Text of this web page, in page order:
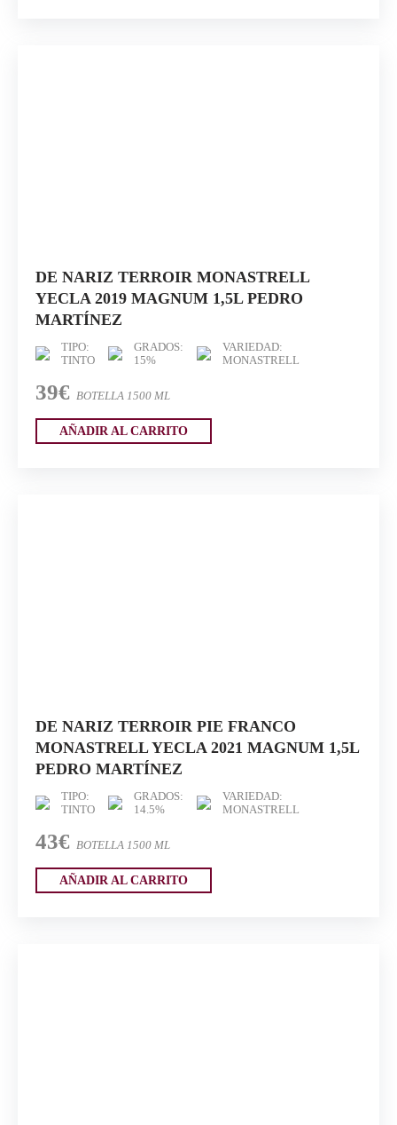
DE NARIZ TERROIR MONASTRELL
YECLA 2019 MAGNUM 1,5L PEDRO
MARTÍNEZ
TIPO:
TINTO
GRADOS:
15%
VARIEDAD:
MONASTRELL
39€ BOTELLA 1500 ML
AÑADIR AL CARRITO
DE NARIZ TERROIR PIE FRANCO
MONASTRELL YECLA 2021 MAGNUM 1,5L
PEDRO MARTÍNEZ
TIPO:
TINTO
GRADOS:
14.5%
VARIEDAD:
MONASTRELL
43€ BOTELLA 1500 ML
AÑADIR AL CARRITO